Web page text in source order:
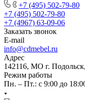
+7 (495) 502-79-80
+7 (495) 502-79-80
+7 (4967) 63-09-06
Заказать звонок
E-mail
info@cdmebel.ru
Адрес
142116, МО г.
Режим работы
Пн. – Пт.: с 9:00 до